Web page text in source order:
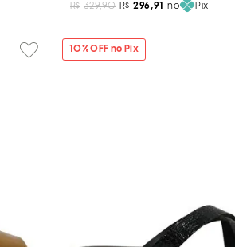
R$ 329,90 R$ 296,91 no Pix
10% OFF no Pix